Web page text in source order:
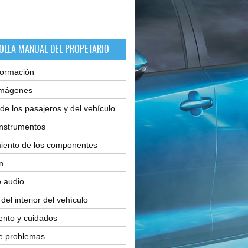
MANUAL DEL PROPETARIO
los pasajeros y del vehículo
de los componentes
audio
interior del vehículo
y cuidados
problemas